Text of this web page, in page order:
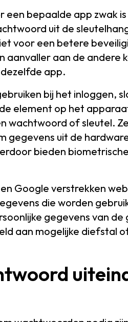
bepaalde app zwak is
uit de
voor een betere
aan de andere
app.
bij het inloggen,
element op het
wachtwoord of sleutel.
gegevens uit de
bieden
Google verstrekken
die worden
gegevens van
aan mogelijke diefstal